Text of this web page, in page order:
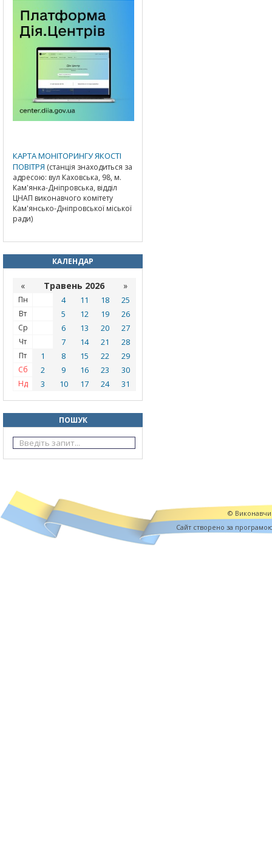
КАРТА МОНІТОРИНГУ ЯКОСТІ
ПОВІТРЯ (станція знаходиться за
адресою: вул Каховська, 98, м.
Кам'янка-Дніпровська, відділ
ЦНАП виконавчого комітету
Кам'янсько-Дніпровської міської
ради)
КАЛЕНДАР
« Травень 2026 »
Пн 4 11 18 25
Вт 5 12 19 26
Ср 6 13 20 27
Чт 7 14 21 28
Пт 1 8 15 22 29
Сб 2 9 16 23 30
Нд 3 10 17 24 31
ПОШУК
©
Cайт створено за